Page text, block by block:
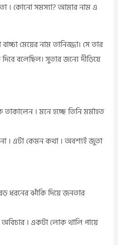
। কোনো সমস্যা? আমার নাম এ
মেয়ের নাম তানিজ্জা। সে তার
বলেছিল। সুতার জন্যে দীড়িয়ে
। মনে হচ্ছে তিনি মর্মাহত
। এটা কেমন কথা । অবশ্যই জুতা
ধরনের ঝাঁকি দিয়ে জনতার
। একটা লোক থালি পায়ে